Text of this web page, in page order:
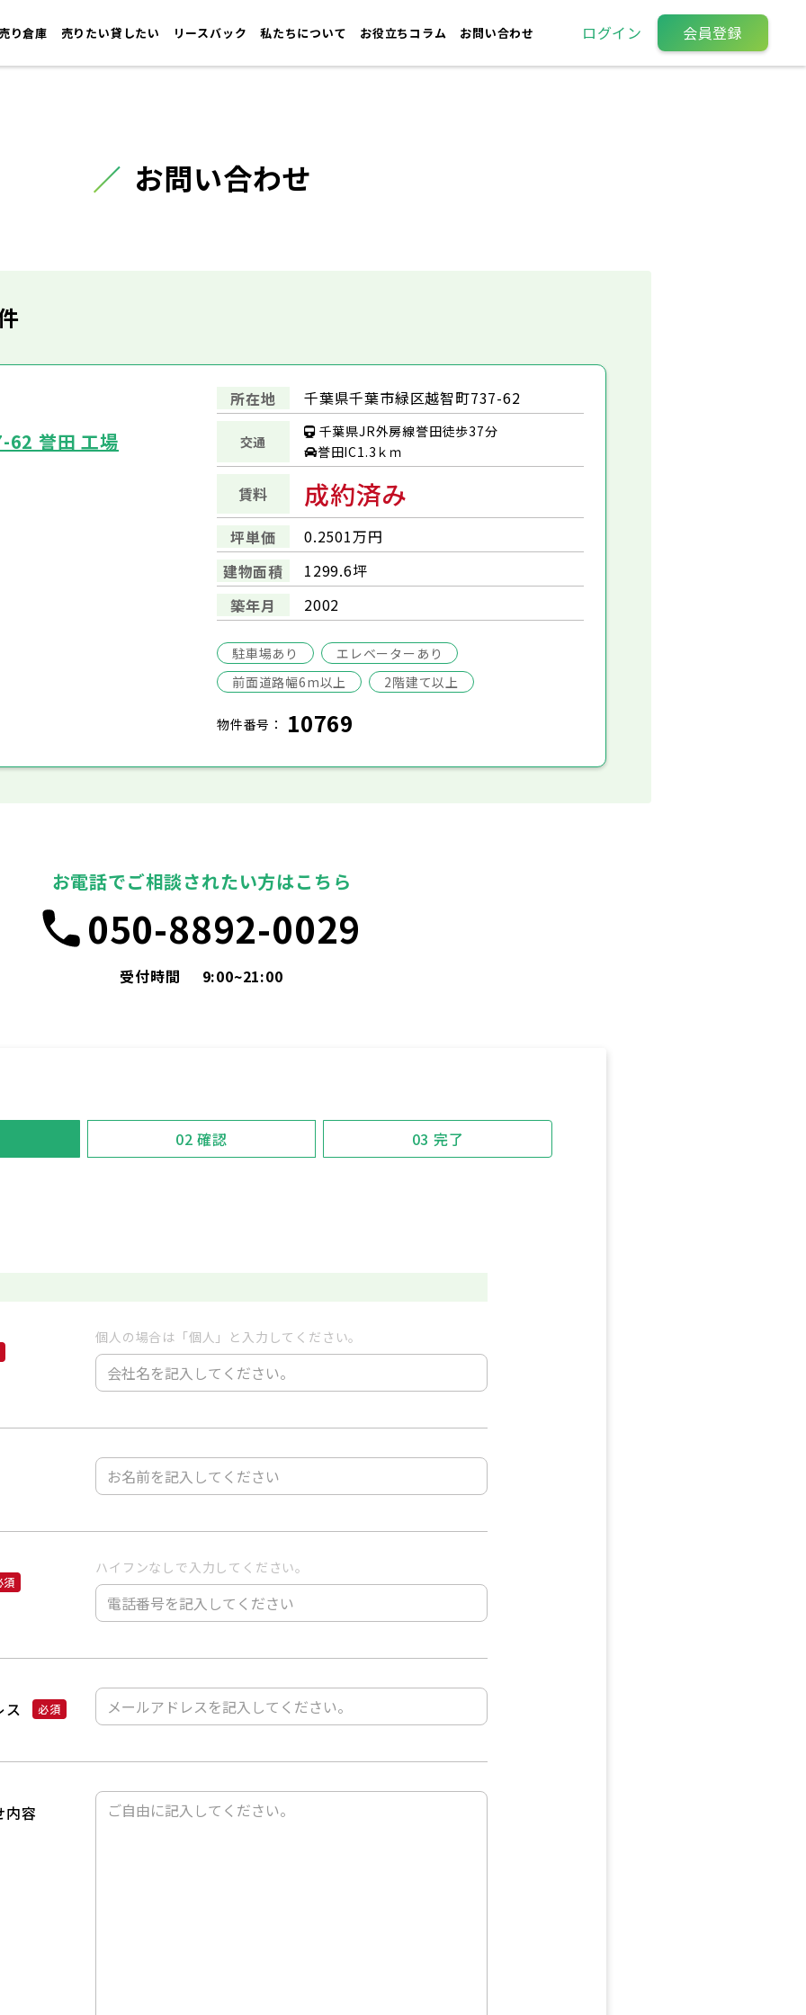
売り倉庫 売りたい貸したい リースバック 私たちについて お役立ちコラム お問い合わせ ログイン 会員登録
お問い合わせ
62 誉田 工場
所在地 千葉県千葉市緑区越智町737-62
交通
千葉県JR外房線誉田徒歩37分
誉田IC1.3ｋｍ
賃料 成約済み
坪単価
0.2501万円
建物面積
1299.6坪
築年月
2002
駐車場あり
エレベーターあり
前面道路幅6m以上
2階建て以上
物件番号： 10769
お電話でご相談されたい方はこちら
050-8892-0029
受付時間 9:00~21:00
02 確認 03 完了
個人の場合は「個人」と入力してください。
ハイフンなしで入力してください。
ス
内容